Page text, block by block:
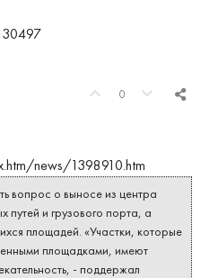
0
news/1398910.htm
вопрос о выносе из центра
путей и грузового порта, а
площадей. «Участки, которые
площадками, имеют
- поддержал